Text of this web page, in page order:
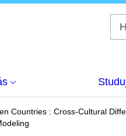
Countries : Cross-Cultural